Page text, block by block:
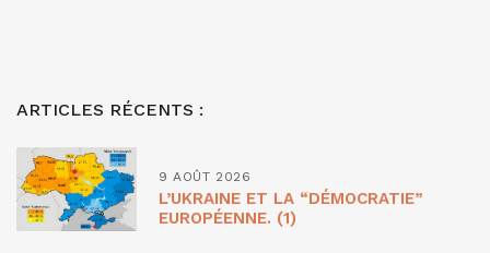
ARTICLES RÉCENTS :
9 AOÛT 2026
L’UKRAINE ET LA “DÉMOCRATIE”
EUROPÉENNE. (1)